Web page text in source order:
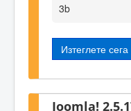
3b
Изтеглете сега
Joomla!